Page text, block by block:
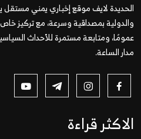
الحديدة لايف موقع إخباري يمني مستقل
والدولية بمصداقية وسرعة، مع تركيز
عمومًا، ومتابعة مستمرة للأحداث
مدار الساعة.
الاكثر قراءة